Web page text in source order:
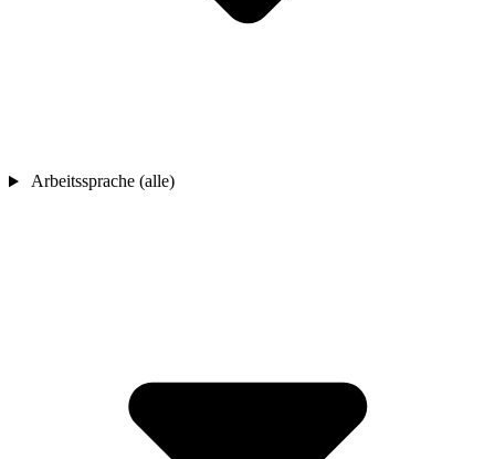
Arbeitssprache (alle)